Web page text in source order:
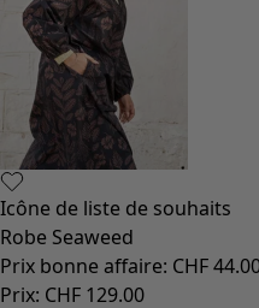
Icône de liste de souhaits
Robe Seaweed
Prix bonne affaire: CHF
Prix: CHF 129.00